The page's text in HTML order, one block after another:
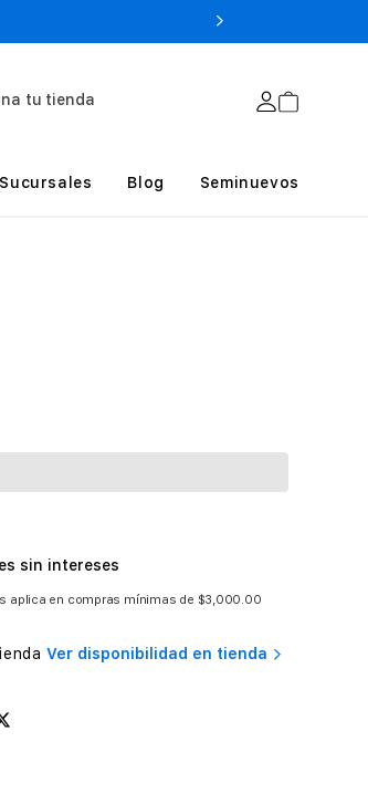
tu tienda
Sucursales Blog Seminuevos
sin intereses
aplica en compras mínimas de $3,000.00
Ver disponibilidad en tienda